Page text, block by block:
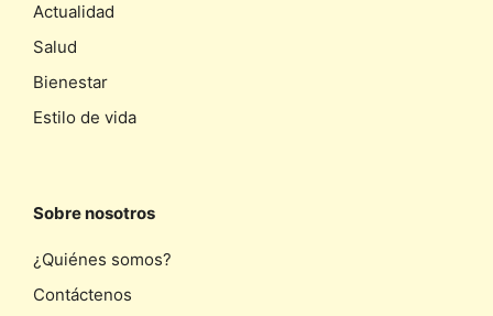
Actualidad
Salud
Bienestar
Estilo de vida
Sobre nosotros
¿Quiénes somos?
Contáctenos